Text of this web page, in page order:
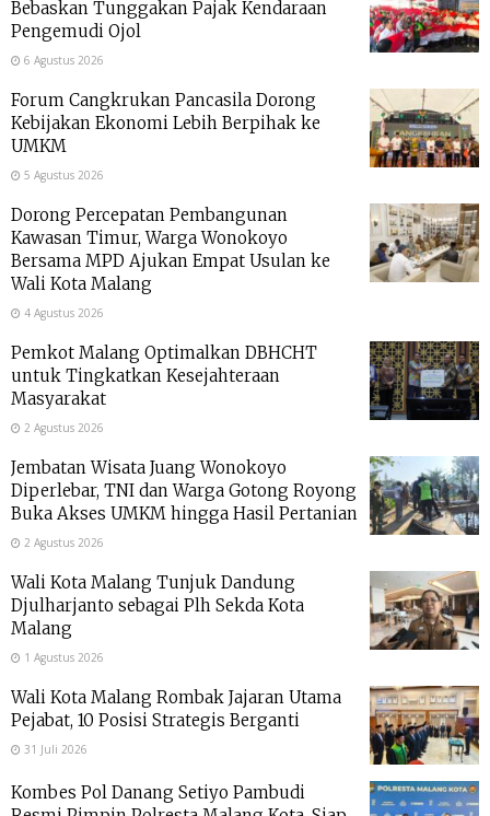
Bebaskan Tunggakan Pajak Kendaraan
Pengemudi Ojol
6 Agustus 2026
Forum Cangkrukan Pancasila Dorong
Kebijakan Ekonomi Lebih Berpihak ke
UMKM
5 Agustus 2026
Dorong Percepatan Pembangunan
Kawasan Timur, Warga Wonokoyo
Bersama MPD Ajukan Empat Usulan ke
Wali Kota Malang
4 Agustus 2026
Pemkot Malang Optimalkan DBHCHT
untuk Tingkatkan Kesejahteraan
Masyarakat
2 Agustus 2026
Jembatan Wisata Juang Wonokoyo
Diperlebar, TNI dan Warga Gotong Royong
Buka Akses UMKM hingga Hasil Pertanian
2 Agustus 2026
Wali Kota Malang Tunjuk Dandung
Djulharjanto sebagai Plh Sekda Kota
Malang
1 Agustus 2026
Wali Kota Malang Rombak Jajaran Utama
Pejabat, 10 Posisi Strategis Berganti
31 Juli 2026
Kombes Pol Danang Setiyo Pambudi